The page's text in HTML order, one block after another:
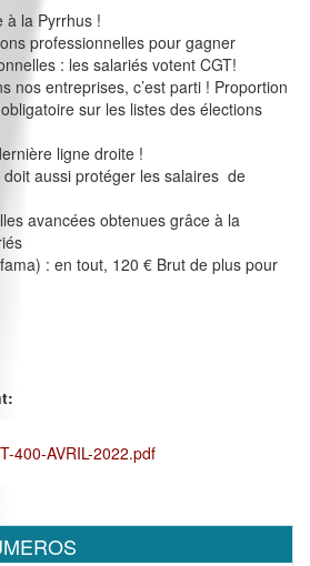
à la Pyrrhus !
professionnelles pour gagner
: les salariés votent CGT!
nos entreprises, c’est parti ! Proportion
sur les listes des élections
ligne droite !
doit aussi protéger les salaires de
avancées obtenues grâce à la
: en tout, 120 € Brut de plus pour
400-AVRIL-2022.pdf